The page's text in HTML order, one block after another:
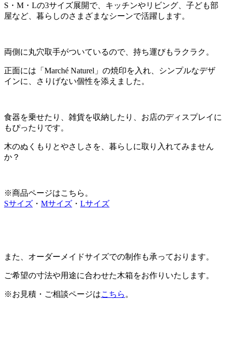
S・M・Lの3サイズ展開で、キッチンやリビング、子ども部
屋など、暮らしのさまざまなシーンで活躍します。
両側に丸穴取手がついているので、持ち運びもラクラク。
正面には「Marché Naturel」の焼印を入れ、シンプルなデザ
インに、さりげない個性を添えました。
食器を乗せたり、雑貨を収納したり、お店のディスプレイに
もぴったりです。
木のぬくもりとやさしさを、暮らしに取り入れてみません
か？
※商品ページはこちら。
Sサイズ ・ Mサイズ ・ Lサイズ
また、オーダーメイドサイズでの制作も承っております。
ご希望の寸法や用途に合わせた木箱をお作りいたします。
※お見積・ご相談ページはこちら 。